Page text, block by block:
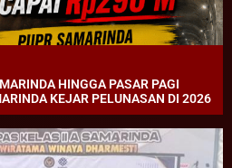
HINGGA PASAR PAGI
KEJAR PELUNASAN DI 2026